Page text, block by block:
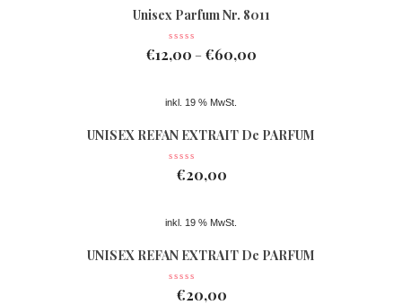
Unisex Parfum Nr. 8011
€12,00 – €60,00
inkl. 19 % MwSt.
UNISEX REFAN EXTRAIT De PARFUM
Nr 078
€20,00
inkl. 19 % MwSt.
UNISEX REFAN EXTRAIT De PARFUM
Nr 077
€20,00